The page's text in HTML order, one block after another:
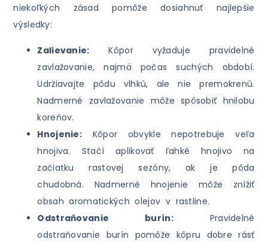
niekoľkých zásad pomôže dosiahnuť najlepšie
výsledky:
Zalievanie: Kôpor vyžaduje pravidelné
zavlažovanie, najmä počas suchých období.
Udržiavajte pôdu vlhkú, ale nie premokrenú.
Nadmerné zavlažovanie môže spôsobiť hnilobu
koreňov.
Hnojenie: Kôpor obvykle nepotrebuje veľa
hnojiva. Stačí aplikovať ľahké hnojivo na
začiatku rastovej sezóny, ak je pôda
chudobná. Nadmerné hnojenie môže znížiť
obsah aromatických olejov v rastline.
Odstraňovanie burín:Pravidelné
odstraňovanie burín pomôže kôpru dobre rásť